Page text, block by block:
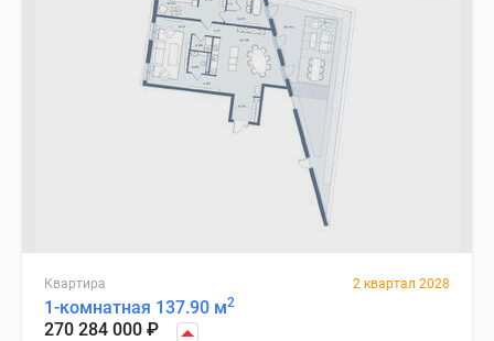
Квартира 2 квартал 2028
1-комнатная 137.90 м2
270 284 000 ₽